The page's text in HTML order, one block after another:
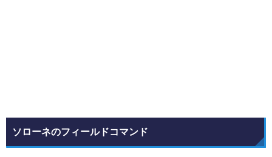
ソローネのフィールドコマンド